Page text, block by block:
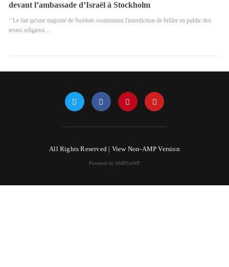
devant l’ambassade d’Israël à Stockholm
‘’Le fait qu'une majorité de Suédois soutiennent l'interdiction de brûler en public des
textes religieux…
All Rights Reserved | View Non-AMP Version
Powered by AMPforWP